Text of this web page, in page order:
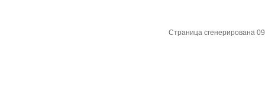
Страница сгенерирована